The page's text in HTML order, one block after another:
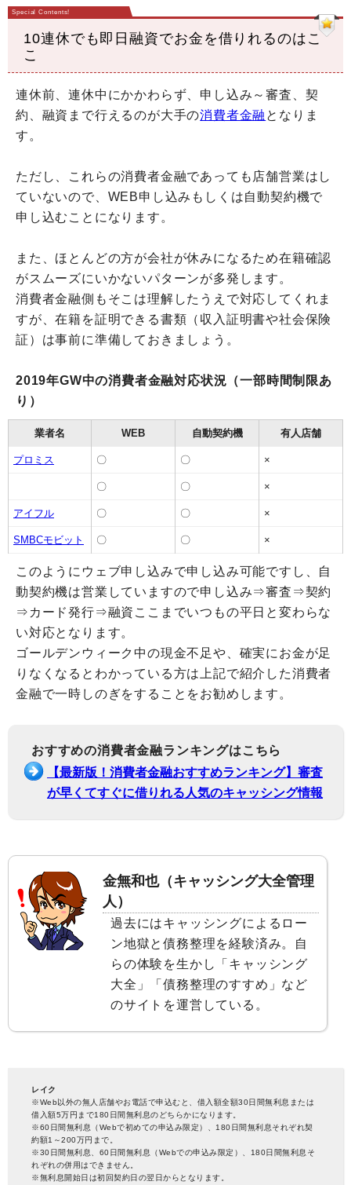
10連休でも即日融資でお金を借りれるのはこ
こ
連休前、連休中にかかわらず、申し込み～審査、契
約、融資まで行えるのが大手の消費者金融 となりま
す。
ただし、これらの消費者金融であっても店舗営業はし
ていないので、WEB申し込みもしくは自動契約機で
申し込むことになります。
また、ほとんどの方が会社が休みになるため在籍確認
がスムーズにいかないパターンが多発します。
消費者金融側もそこは理解したうえで対応してくれま
すが、在籍を証明できる書類（収入証明書や社会保険
証）は事前に準備しておきましょう。
2019年GW中の消費者金融対応状況（一部時間制限あ
り）
業者名 WEB 自動契約機 有人店舗
プロミス 〇 〇 ×
〇 〇 ×
アイフル 〇 〇 ×
SMBCモビット 〇 〇 ×
このようにウェブ申し込みで申し込み可能ですし、自
動契約機は営業していますので申し込み⇒審査⇒契約
⇒カード発行⇒融資ここまでいつもの平日と変わらな
い対応となります。
ゴールデンウィーク中の現金不足や、確実にお金が足
りなくなるとわかっている方は上記で紹介した消費者
金融で一時しのぎをすることをお勧めします。
おすすめの消費者金融ランキングはこちら
【最新版！消費者金融おすすめランキング】審査
が早くてすぐに借りれる人気のキャッシング情報
金無和也（キャッシング大全管理
人）
過去にはキャッシングによるロー
ン地獄と債務整理を経験済み。自
らの体験を生かし「キャッシング
大全」「債務整理のすすめ」など
のサイトを運営している。
レイク
※Web以外の無人店舗やお電話で申込むと、借入額全額30日間無利息または
借入額5万円まで180日間無利息のどちらかになります。
※60日間無利息（Webで初めての申込み限定）、180日間無利息それぞれ契
約額1～200万円まで。
※30日間無利息、60日間無利息（Webでの申込み限定）、180日間無利息そ
れぞれの併用はできません。
※無利息開始日は初回契約日の翌日からとなります。